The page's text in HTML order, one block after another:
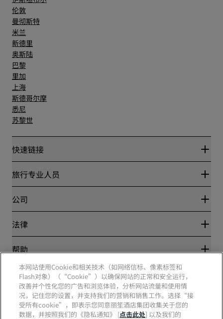
伦敦
曼彻斯特
米兰
新德里
奥斯陆
巴黎
里加
上海
斯德哥尔摩
悉尼
苏黎世
快速链接
丽赏会
Blog
目的地
丽笙酒店集团APP
体育认证酒店
家庭友好型酒店
旅行专业人员
合作伙伴
公司
丽笙酒店集团
工作机会 RHG
工作机会 PPHE
工作机会 EHL
The Club by RHG
发展机会
责任经营
采购
法律
隐私中心
丽赏会条款和条件
网站使用协议
数字无障碍
现代奴隶制声明
帮助
消费者警示
联系方式
常见问题
网站地图
社交媒体
丽笙酒店集团品牌
本网站使用Cookie和相关技术（如网络信标、像素标签和
Flash对象）（“Cookie”）以确保网站的正常和安全运行，
改善并个性化您的广告和浏览体验，分析网站流量和使用情
况，记住您的设置，并支持我们的营销和销售工作。选择“接
受所有cookie”，即表示您同意丽笙酒店集团收集关于您的
数据，并按照我们的《隐私通知》 [点击此处] 以及我们的